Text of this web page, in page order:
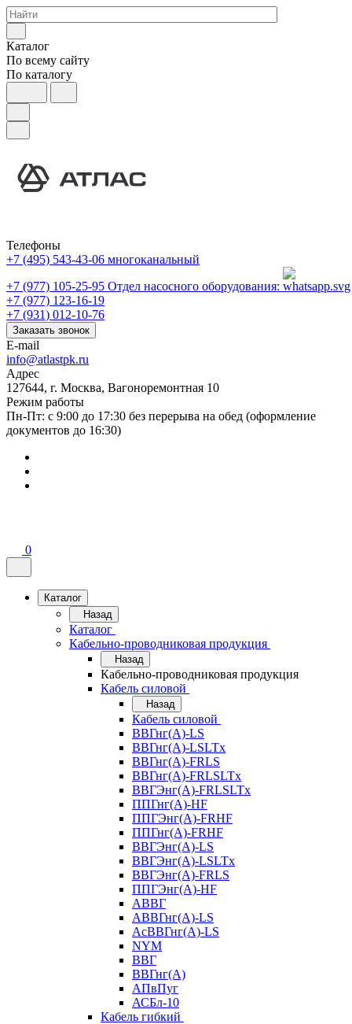
Каталог
По всему сайту
По каталогу
Телефоны
+7 (495) 543-43-06 многоканальный
+7 (977) 105-25-95 Отдел насосного оборудования:
+7 (977) 123-16-19
+7 (931) 012-10-76
Заказать звонок
E-mail
info@atlastpk.ru
Адрес
127644, г. Москва, Вагоноремонтная 10
Режим работы
Пн-Пт: с 9:00 до 17:30 без перерыва на обед (оформление
документов до 16:30)
0
Каталог
Назад
Каталог
Кабельно-проводниковая продукция
Назад
Кабельно-проводниковая продукция
Кабель силовой
Назад
Кабель силовой
ВВГнг(А)-LS
ВВГнг(А)-LSLTx
ВВГнг(А)-FRLS
ВВГнг(А)-FRLSLTx
ВВГЭнг(А)-FRLSLTx
ППГнг(А)-HF
ППГЭнг(А)-FRHF
ППГнг(А)-FRHF
ВВГЭнг(А)-LS
ВВГЭнг(А)-LSLTx
ВВГЭнг(А)-FRLS
ППГЭнг(А)-HF
АВВГ
АВВГнг(А)-LS
АсВВГнг(А)-LS
NYM
ВВГ
ВВГнг(А)
АПвПуг
АСБл-10
Кабель гибкий